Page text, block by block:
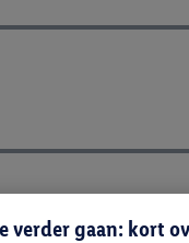
verder gaan: kort